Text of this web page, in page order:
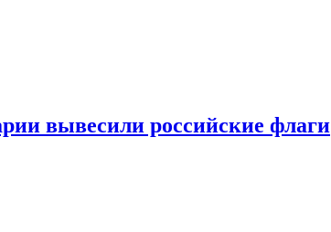
вывесили российские флаги